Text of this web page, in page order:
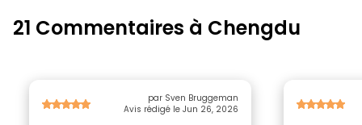
21 Commentaires à Chengdu
par Sven Bruggeman
Avis rédigé le Jun 26, 2026